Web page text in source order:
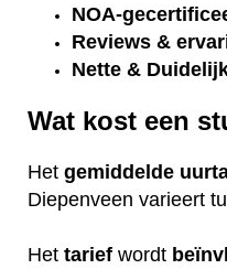
NOA-
Reviews &
Nette &
Wat kost een
Het gemiddelde
Diepenveen varieert
Het tarief wordt